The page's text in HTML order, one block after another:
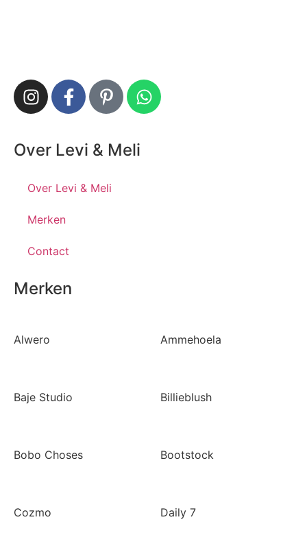
Over Levi & Meli
Over Levi & Meli
Merken
Contact
Merken
Alwero Ammehoela
Baje Studio Billieblush
Bobo Choses Bootstock
Cozmo Daily 7